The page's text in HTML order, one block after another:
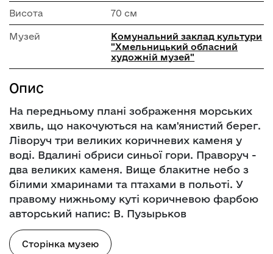
Висота 70 см
Музей
Комунальний заклад культури
"Хмельницький обласний
художній музей"
Опис
На передньому плані зображення морських
хвиль, що накочуються на кам'янистий берег.
Ліворуч три великих коричневих каменя у
воді. Вдалині обриси синьої гори. Праворуч -
два великих каменя. Вище блакитне небо з
білими хмаринами та птахами в польоті. У
правому нижньому куті коричневою фарбою
авторський напис: В. Пузырьков
Сторінка музею